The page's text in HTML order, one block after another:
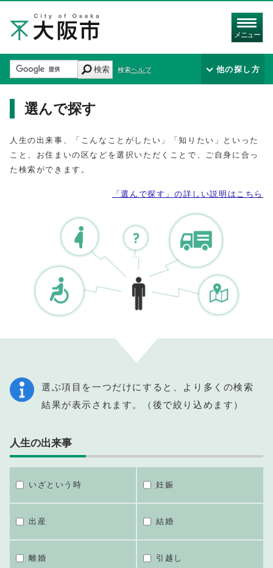
メニュー
検索 検索ヘルプ 他の探し方
選んで探す
人生の出来事、「こんなことがしたい」「知りたい」といった
こと、お住まいの区などを選択いただくことで、ご自身に合っ
た検索ができます。
「選んで探す」の詳しい説明はこちら
選ぶ項目を一つだけにすると、より多くの検索
結果が表示されます。（後で絞り込めます）
人生の出来事
いざという時 妊娠
出産 結婚
離婚 引越し